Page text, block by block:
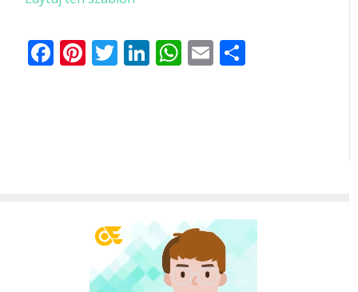
Facebook
Pinterest
Twitter
LinkedIn
WhatsApp
Email